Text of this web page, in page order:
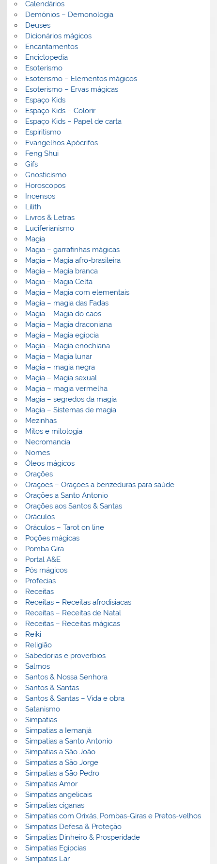
Calendários
Demónios – Demonologia
Deuses
Dicionários mágicos
Encantamentos
Enciclopedia
Esoterismo
Esoterismo – Elementos mágicos
Esoterismo – Ervas mágicas
Espaço Kids
Espaço Kids – Colorir
Espaço Kids – Papel de carta
Espiritismo
Evangelhos Apócrifos
Feng Shui
Gifs
Gnosticismo
Horoscopos
Incensos
Lilith
Livros & Letras
Luciferianismo
Magia
Magia – garrafinhas mágicas
Magia – Magia afro-brasileira
Magia – Magia branca
Magia – Magia Celta
Magia – Magia com elementais
Magia – magia das Fadas
Magia – Magia do caos
Magia – Magia draconiana
Magia – Magia egípcia
Magia – Magia enochiana
Magia – Magia lunar
Magia – magia negra
Magia – Magia sexual
Magia – magia vermelha
Magia – segredos da magia
Magia – Sistemas de magia
Mezinhas
Mitos e mitologia
Necromancia
Nomes
Óleos mágicos
Orações
Orações – Orações a benzeduras para saúde
Orações a Santo Antonio
Orações aos Santos & Santas
Oráculos
Oráculos – Tarot on line
Poções mágicas
Pomba Gira
Portal A&E
Pós mágicos
Profecias
Receitas
Receitas – Receitas afrodisiacas
Receitas – Receitas de Natal
Receitas – Receitas mágicas
Reiki
Religião
Sabedorias e proverbios
Salmos
Santos & Nossa Senhora
Santos & Santas
Santos & Santas – Vida e obra
Satanismo
Simpatias
Simpatias a Iemanjá
Simpatias a Santo Antonio
Simpatias a São João
Simpatias a São Jorge
Simpatias a São Pedro
Simpatias Amor
Simpatias angelicais
Simpatias ciganas
Simpatias com Orixás, Pombas-Giras e Pretos-velhos
Simpatias Defesa & Proteção
Simpatias Dinheiro & Prosperidade
Simpatias Egipcias
Simpatias Lar